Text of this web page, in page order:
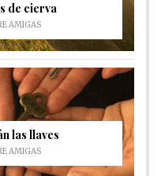
de cierva
AMIGAS
las llaves
AMIGAS